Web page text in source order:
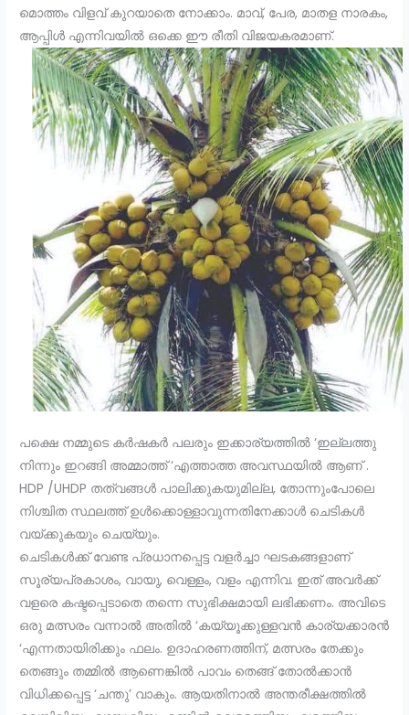
മൊത്തം വിളവ് കുറയാതെ നോക്കാം. മാവ്, പേര, മാതള നാരകം,
ആപ്പിൾ എന്നിവയിൽ ഒക്കെ ഈ രീതി വിജയകരമാണ്.
പക്ഷെ നമ്മുടെ കർഷകർ പലരും ഇക്കാര്യത്തിൽ ‘ഇല്ലത്തു
നിന്നും ഇറങ്ങി അമ്മാത്ത് ‘എത്താത്ത അവസ്ഥയിൽ ആണ് .
HDP /UHDP തത്വങ്ങൾ പാലിക്കുകയുമില്ല, തോന്നുംപോലെ
നിശ്ചിത സ്ഥലത്ത് ഉൾക്കൊള്ളാവുന്നതിനേക്കാൾ ചെടികൾ
വയ്ക്കുകയും ചെയ്യും.
ചെടികൾക്ക് വേണ്ട പ്രധാനപ്പെട്ട വളർച്ചാ ഘടകങ്ങളാണ്
സൂര്യപ്രകാശം, വായു, വെള്ളം, വളം എന്നിവ. ഇത് അവർക്ക്
വളരെ കഷ്ടപ്പെടാതെ തന്നെ സുഭിക്ഷമായി ലഭിക്കണം. അവിടെ
ഒരു മത്സരം വന്നാൽ അതിൽ ‘കയ്യൂക്കുള്ളവൻ കാര്യക്കാരൻ
‘എന്നതായിരിക്കും ഫലം. ഉദാഹരണത്തിന്, മത്സരം തേക്കും
തെങ്ങും തമ്മിൽ ആണെങ്കിൽ പാവം തെങ്ങ് തോൽക്കാൻ
വിധിക്കപ്പെട്ട ‘ചന്തു’ വാകും. ആയതിനാൽ അന്തരീക്ഷത്തിൽ